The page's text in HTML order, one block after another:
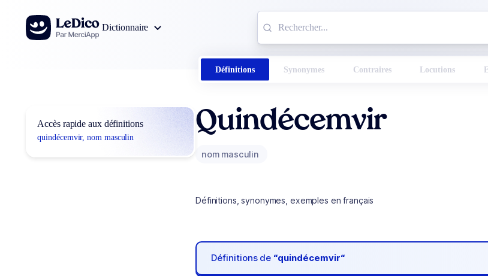
Aller au contenu
Dictionnaire
Définitions Synonymes Contraires Locutions
Accès rapide aux définitions
quindécemvir, nom masculin
Quindécemvir
nom masculin
Définitions, synonymes, exemples en français
Définitions de “quindécemvir“